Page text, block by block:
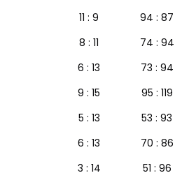
11 : 9
94 : 87
8 : 11
74 : 94
6 : 13
73 : 94
9 : 15
95 : 119
5 : 13
53 : 93
6 : 13
70 : 86
3 : 14
51 : 96